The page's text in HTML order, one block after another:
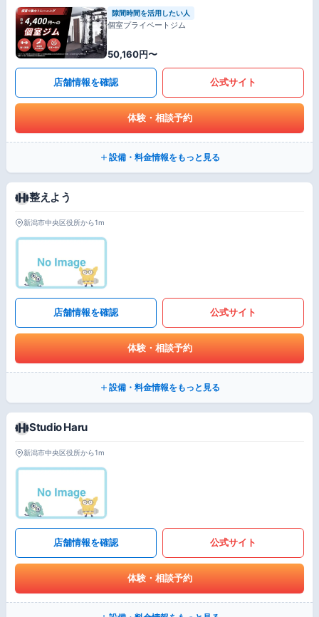
隙間時間を活用したい人
個室プライベートジム
50,160円〜
店舗情報を確認 公式サイト
体験・相談予約
設備・料金情報をもっと見る
整えよう
新潟市中央区役所から1m
店舗情報を確認 公式サイト
体験・相談予約
設備・料金情報をもっと見る
Studio Haru
新潟市中央区役所から1m
店舗情報を確認 公式サイト
体験・相談予約